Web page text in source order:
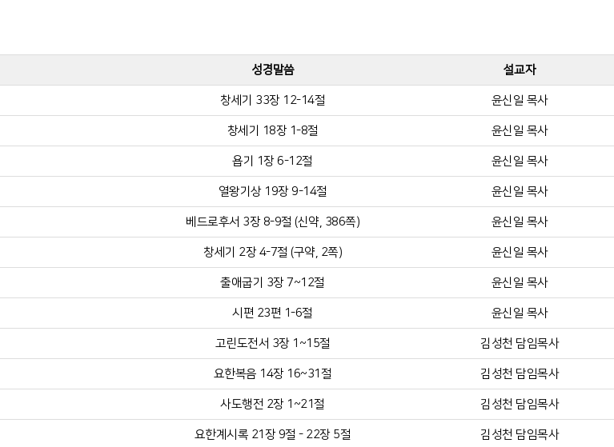
성경말씀 설교자
창세기 33장 12-14절 윤신일 목사
창세기 18장 1-8절 윤신일 목사
욥기 1장 6-12절 윤신일 목사
열왕기상 19장 9-14절 윤신일 목사
베드로후서 3장 8-9절 (신약, 386쪽) 윤신일 목사
창세기 2장 4-7절 (구약, 2쪽) 윤신일 목사
출애굽기 3장 7~12절 윤신일 목사
시편 23편 1-6절 윤신일 목사
고린도전서 3장 1~15절 김성천 담임목사
요한복음 14장 16~31절 김성천 담임목사
사도행전 2장 1~21절 김성천 담임목사
요한계시록 21장 9절 - 22장 5절 김성천 담임목사